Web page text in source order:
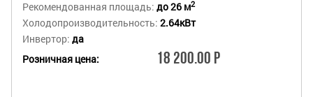
Рекомендованная площадь: до 26 м2
Холодопроизводительность: 2.64кВт
Инвертор: да
Розничная цена:
18 200.00 Р